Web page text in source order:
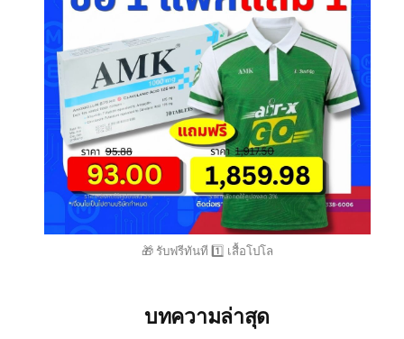
🎁 รับฟรีทันที 1️⃣ เสื้อโปโล
บทความล่าสุด